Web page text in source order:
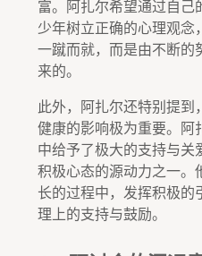
富。阿扎尔希望通过自己
少年树立正确的心理观念
一蹴而就，而是由不断的
来的。
此外，阿扎尔还特别提
健康的影响极为重要。阿
中给予了极大的支持与关
积极心态的源动力之一。
长的过程中，发挥积极的
理上的支持与鼓励。